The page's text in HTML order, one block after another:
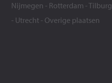
Nijmegen - Rotterdam -Tilburg
- Utrecht - Overige plaatsen